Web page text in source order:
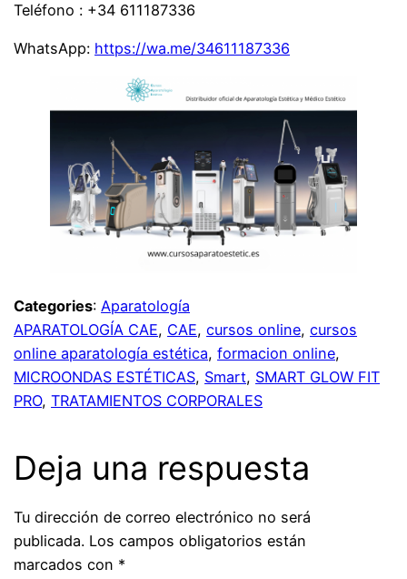
Teléfono : +34 611187336
WhatsApp: https://wa.me/34611187336
Categories: Aparatología
APARATOLOGÍA CAE, CAE, cursos online, cursos
online aparatología estética, formacion online
MICROONDAS ESTÉTICAS, Smart, SMART GLOW FIT
PRO, TRATAMIENTOS CORPORALES
Deja una respuesta
Tu dirección de correo electrónico no será
publicada. Los campos obligatorios están
marcados con *